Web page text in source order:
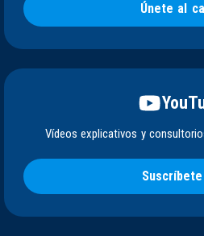
Únete al
Vídeos explicativos y